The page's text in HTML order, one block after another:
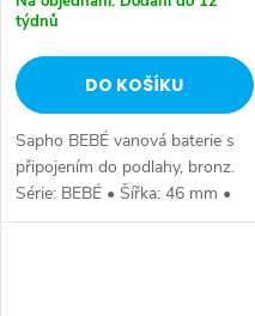
týdnů
DO KOŠÍKU
Sapho BEBÉ vanová baterie s
připojením do podlahy, bronz.
Série: BEBÉ • Šířka: 46 mm •
Výška: 1068 mm • Hloubka: